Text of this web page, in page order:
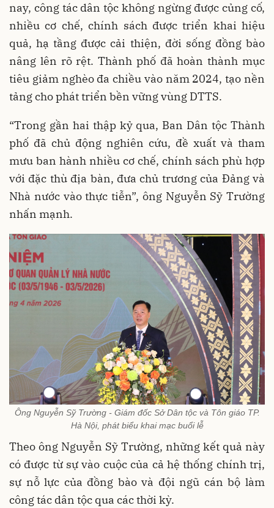
nay, công tác dân tộc không ngừng được củng cố,
nhiều cơ chế, chính sách được triển khai hiệu
quả, hạ tầng được cải thiện, đời sống đồng bào
nâng lên rõ rệt. Thành phố đã hoàn thành mục
tiêu giảm nghèo đa chiều vào năm 2024, tạo nền
tảng cho phát triển bền vững vùng DTTS.
“Trong gần hai thập kỷ qua, Ban Dân tộc Thành
phố đã chủ động nghiên cứu, đề xuất và tham
mưu ban hành nhiều cơ chế, chính sách phù hợp
với đặc thù địa bàn, đưa chủ trương của Đảng và
Nhà nước vào thực tiễn”, ông Nguyễn Sỹ Trường
nhấn mạnh.
Ông Nguyễn Sỹ Trường - Giám đốc Sở Dân tộc và Tôn giáo TP.
Hà Nội, phát biểu khai mạc buổi lễ
Theo ông Nguyễn Sỹ Trường, những kết quả này
có được từ sự vào cuộc của cả hệ thống chính trị,
sự nỗ lực của đồng bào và đội ngũ cán bộ làm
công tác dân tộc qua các thời kỳ.